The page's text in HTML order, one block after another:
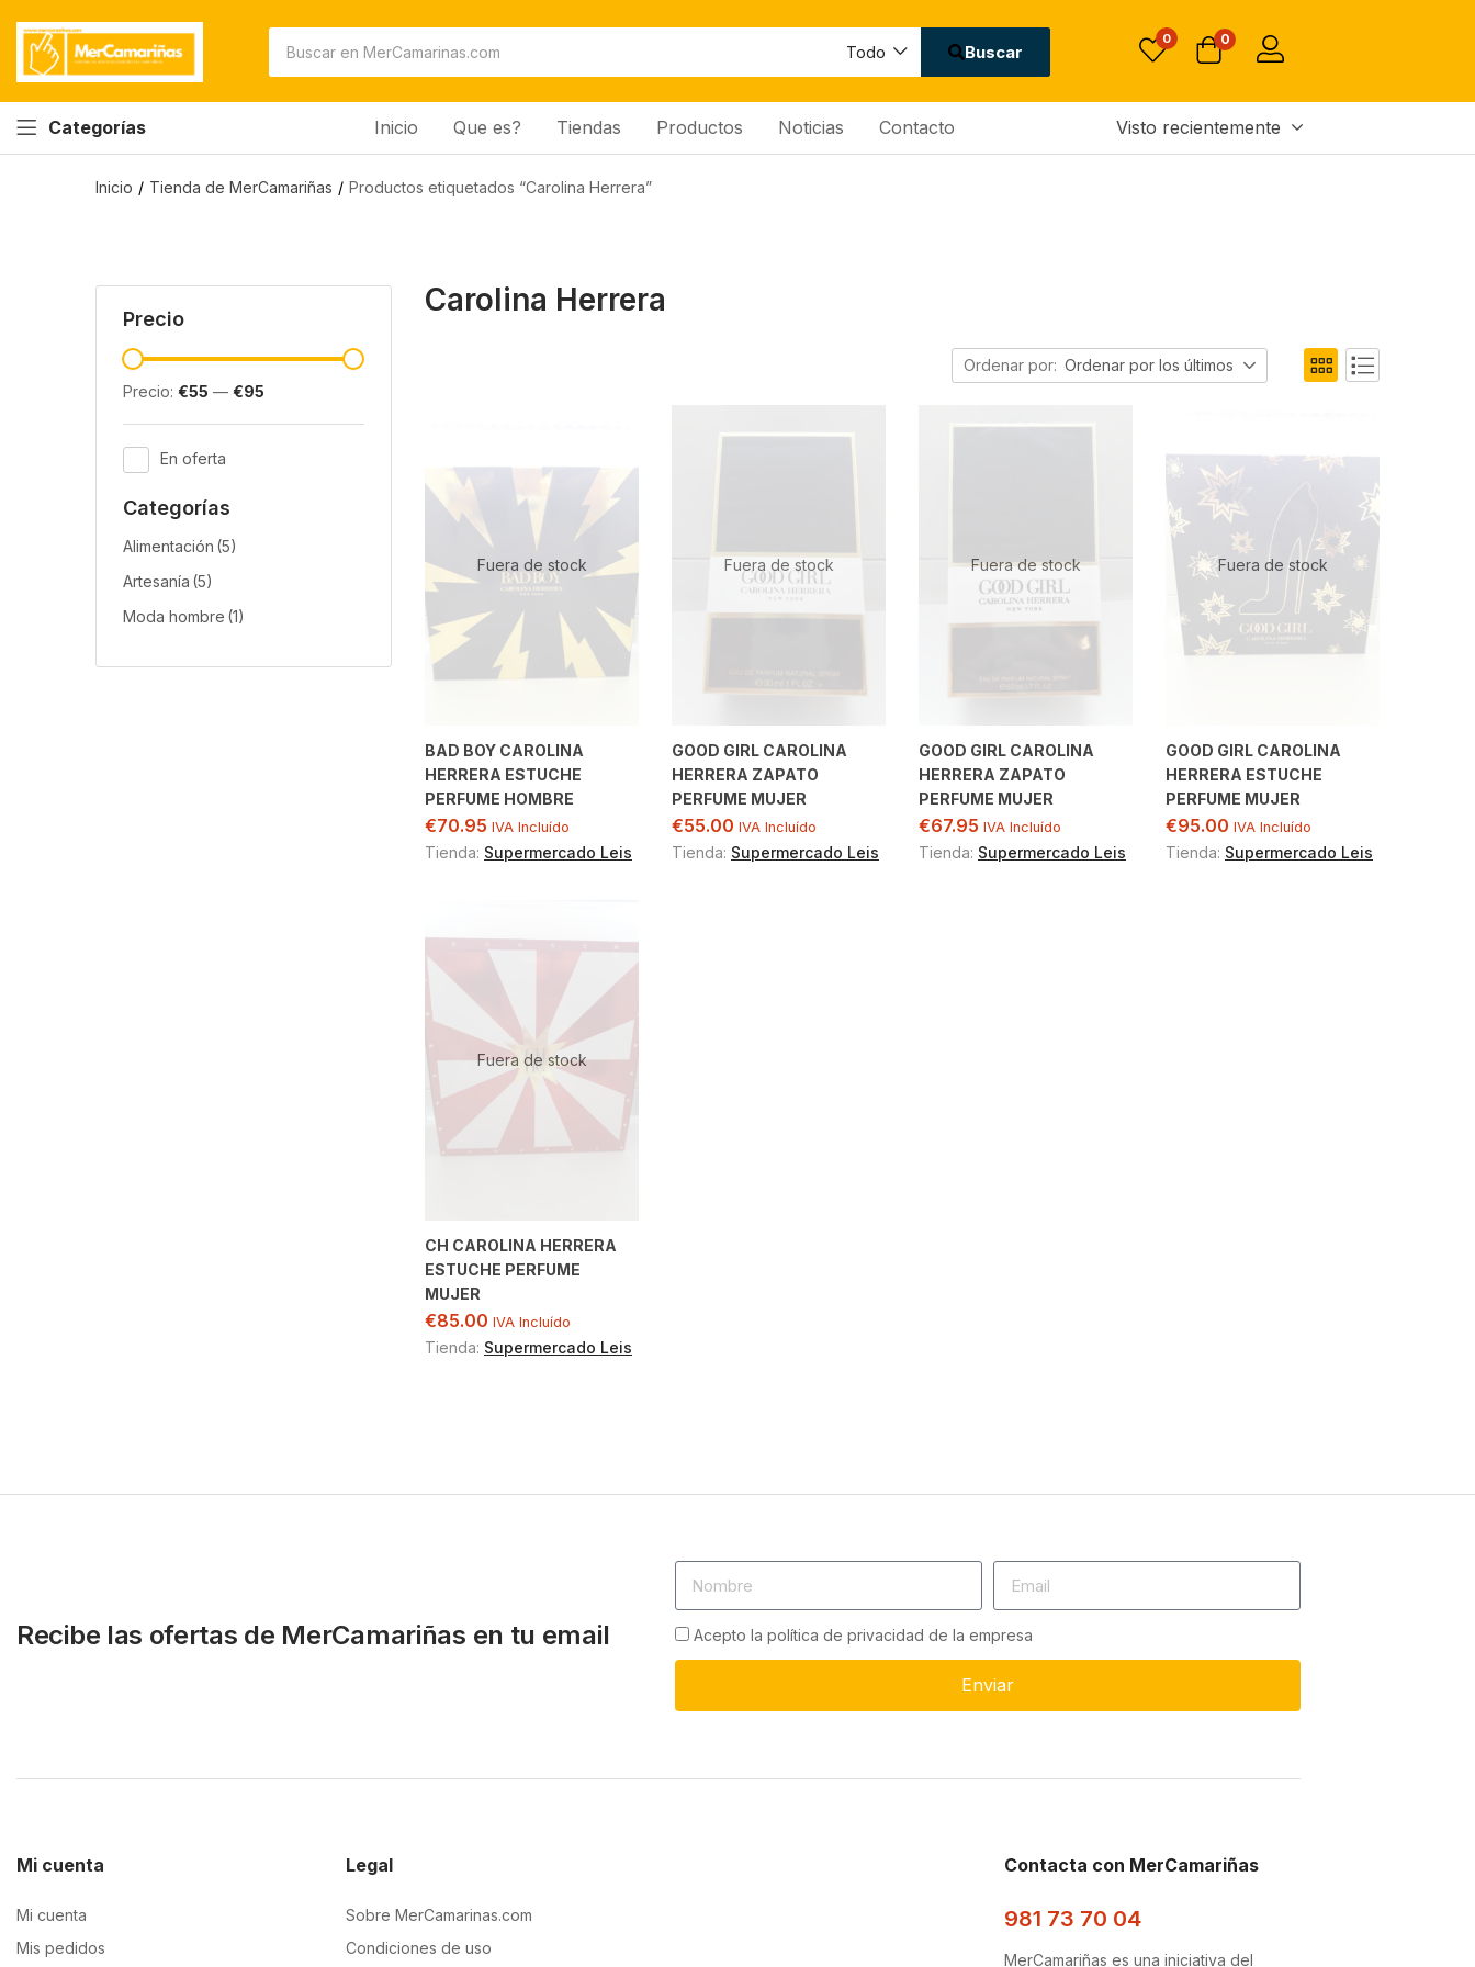
Todo Buscar
0 0
Categorías Inicio Que es? Tiendas Productos Noticias Contacto Visto recientemente
Inicio Tienda de MerCamariñas Productos etiquetados “Carolina Herrera”
Precio
Precio: €55 — €95
En oferta
Categorías
Alimentación (5)
Artesanía (5)
Moda hombre (1)
Carolina Herrera
Ordenar por: Ordenar por los últimos
Fuera de stock
BAD BOY CAROLINA
HERRERA ESTUCHE
PERFUME HOMBRE
€70.95 IVA Incluído
Tienda: Supermercado Leis
Fuera de stock
GOOD GIRL CAROLINA
HERRERA ZAPATO
PERFUME MUJER
€55.00 IVA Incluído
Tienda: Supermercado Leis
Fuera de stock
GOOD GIRL CAROLINA
HERRERA ZAPATO
PERFUME MUJER
€67.95 IVA Incluído
Tienda: Supermercado Leis
Fuera de stock
GOOD GIRL CAROLINA
HERRERA ESTUCHE
PERFUME MUJER
€95.00 IVA Incluído
Tienda: Supermercado Leis
Fuera de stock
CH CAROLINA HERRERA
ESTUCHE PERFUME
MUJER
€85.00 IVA Incluído
Tienda: Supermercado Leis
Recibe las ofertas de MerCamariñas en tu email Acepto la política de privacidad de la empresa
Enviar
Mi cuenta
Mi cuenta
Mis pedidos
Legal
Sobre MerCamarinas.com
Condiciones de uso
Contacta con MerCamariñas
981 73 70 04
MerCamariñas es una iniciativa del